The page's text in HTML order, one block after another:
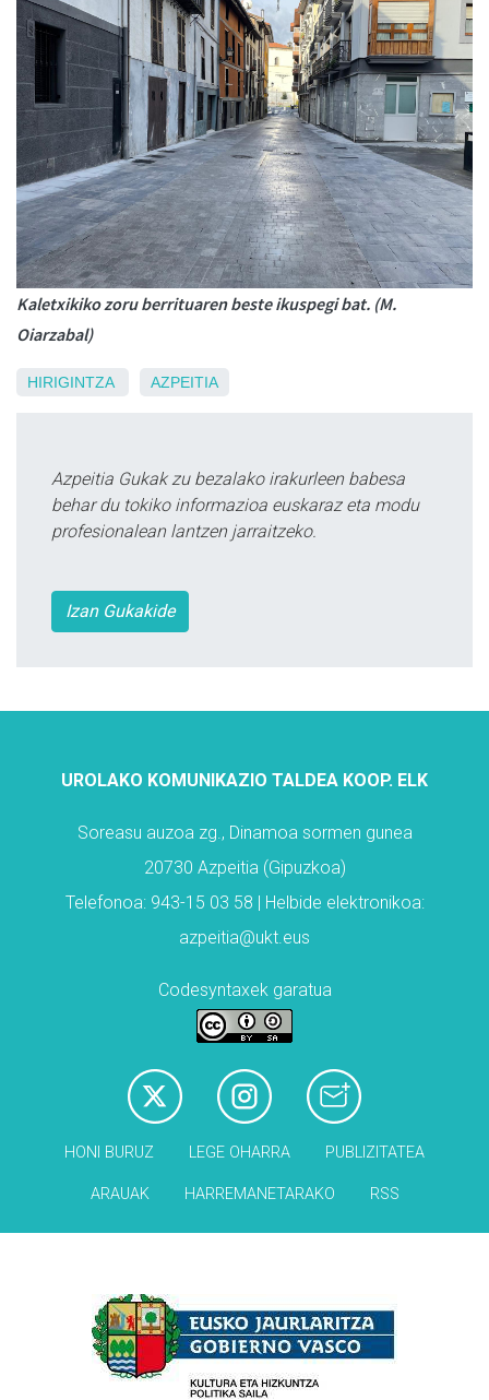
Kaletxikiko zoru berrituaren beste ikuspegi bat. (M.
Oiarzabal)
HIRIGINTZA AZPEITIA
Azpeitia Gukak zu bezalako irakurleen babesa
behar du tokiko informazioa euskaraz eta modu
profesionalean lantzen jarraitzeko.
Izan Gukakide
UROLAKO KOMUNIKAZIO TALDEA KOOP. ELK
Soreasu auzoa zg., Dinamoa sormen gunea
20730 Azpeitia (Gipuzkoa)
Telefonoa: 943-15 03 58 | Helbide elektronikoa:
azpeitia@ukt.eus
Codesyntaxek garatua
HONI BURUZ LEGE OHARRA PUBLIZITATEA
ARAUAK HARREMANETARAKO RSS